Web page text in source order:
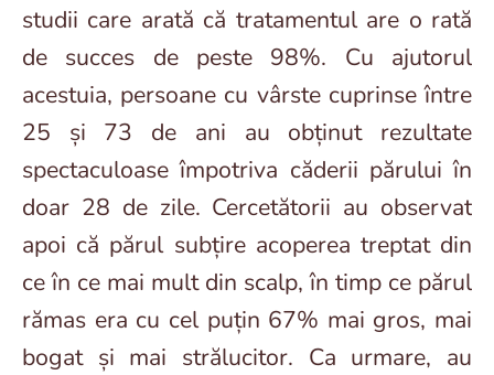
studii care arată că tratamentul are o rată
de succes de peste 98%. Cu ajutorul
acestuia, persoane cu vârste cuprinse între
25 și 73 de ani au obținut rezultate
spectaculoase împotriva căderii părului în
doar 28 de zile. Cercetătorii au observat
apoi că părul subțire acoperea treptat din
ce în ce mai mult din scalp, în timp ce părul
rămas era cu cel puțin 67% mai gros, mai
bogat și mai strălucitor. Ca urmare, au